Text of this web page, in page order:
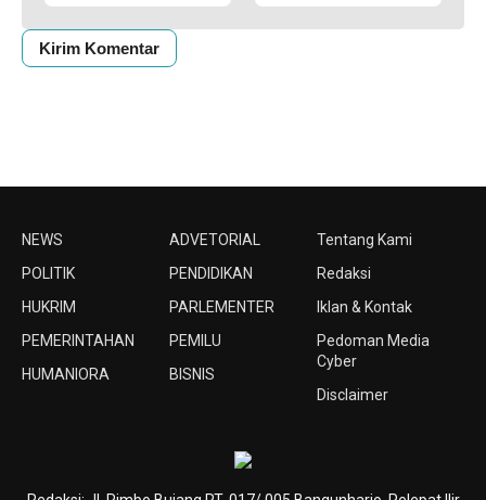
NEWS
POLITIK
HUKRIM
PEMERINTAHAN
HUMANIORA
ADVETORIAL
PENDIDIKAN
PARLEMENTER
PEMILU
BISNIS
Tentang Kami
Redaksi
Iklan & Kontak
Pedoman Media
Cyber
Disclaimer